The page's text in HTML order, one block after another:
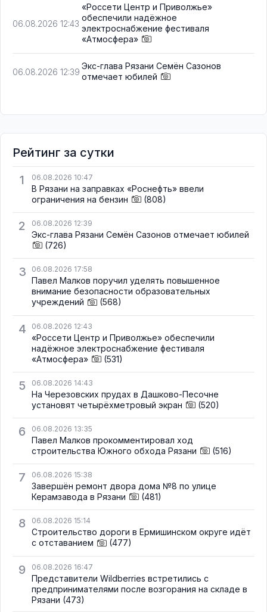
06.08.2026 12:43
«Россети Центр и Приволжье»
обеспечили надёжное
электроснабжение фестиваля
«Атмосфера»
06.08.2026 12:39
Экс-глава Рязани Семён Сазонов
отмечает юбилей
Рейтинг за сутки
1
06.08.2026 10:47
В Рязани на заправках «Роснефть» ввели
ограничения на бензин
(808)
2 06.08.2026 12:39
Экс-глава Рязани Семён Сазонов отмечает юбилей
(726)
3 06.08.2026 17:58
Павел Малков поручил уделять повышенное
внимание безопасности образовательных
учреждений
(568)
4 06.08.2026 12:43
«Россети Центр и Приволжье» обеспечили
надёжное электроснабжение фестиваля
«Атмосфера»
(531)
5 06.08.2026 14:43
На Черезовских прудах в Дашково-Песочне
установят четырёхметровый экран
(520)
6 06.08.2026 13:35
Павел Малков прокомментировал ход
строительства Южного обхода Рязани
(516)
7 06.08.2026 15:38
Завершён ремонт двора дома №8 по улице
Керамзавода в Рязани
(481)
8 06.08.2026 15:14
Строительство дороги в Ермишинском округе идёт
с отставанием
(477)
9 06.08.2026 16:47
Представители Wildberries встретились с
предпринимателями после возгорания на складе в
Рязани (473)